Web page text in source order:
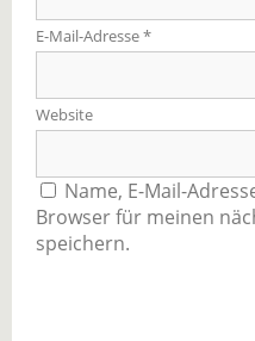
E-Mail-Adresse*
Website
Name, E-Mail-
Browser für meinen
speichern.